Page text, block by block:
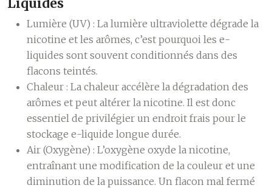
Liquides
Lumière (UV) : La lumière ultraviolette dégrade la
nicotine et les arômes, c’est pourquoi les e-
liquides sont souvent conditionnés dans des
flacons teintés.
Chaleur : La chaleur accélère la dégradation des
arômes et peut altérer la nicotine. Il est donc
essentiel de privilégier un endroit frais pour le
stockage e-liquide longue durée.
Air (Oxygène) : L’oxygène oxyde la nicotine,
entraînant une modification de la couleur et une
diminution de la puissance. Un flacon mal fermé